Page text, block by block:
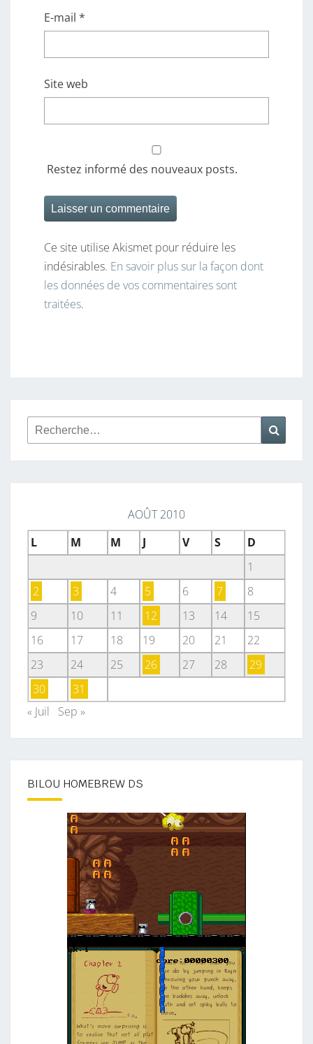
E-mail *
Site web
Restez informé des nouveaux posts.
Ce site utilise Akismet pour réduire les
indésirables. En savoir plus sur la façon dont
les données de vos commentaires sont
traitées.
Rechercher :
AOÛT 2010
L
M M J V S
D
1
2
3 4 5 6 7
8
9
10 11 12 13 14
15
16
17 18 19 20 21
22
23
24 25 26 27 28
29
30
31
« Juil
Sep »
BILOU HOMEBREW DS